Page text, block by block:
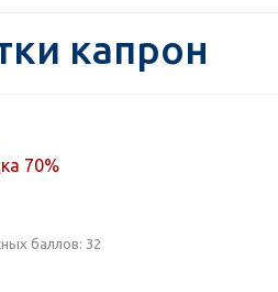
капрон
70%
баллов: 32